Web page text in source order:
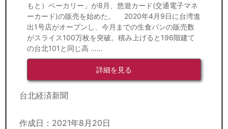
もと）ベーカリー」が8月、悠遊カード(交通電子マネ
ーカード)の販売を始めた。 2020年4月9日に台湾進
出1号店がオープンし、今月までの生食パンの販売数
がスライス100万枚を突破。積み上げると196階建て
の台北101と同じ高 ……
詳細を見る
台北経済新聞
作成日：2021年8月20日